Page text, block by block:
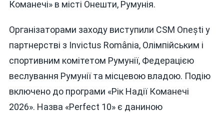
Команечі» в місті Онешти, Румунія.
Організаторами заходу виступили CSM Onești у
партнерстві з Invictus România, Олімпійським і
спортивним комітетом Румунії, Федерацією
веслування Румунії та місцевою владою. Подію
включено до програми «Рік Надії Команечі
2026». Назва «Perfect 10» є даниною